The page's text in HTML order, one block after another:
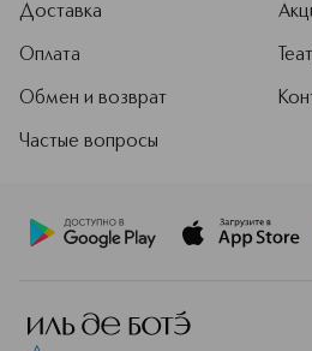
Доставка
Оплата
Обмен и возврат
Частые вопросы